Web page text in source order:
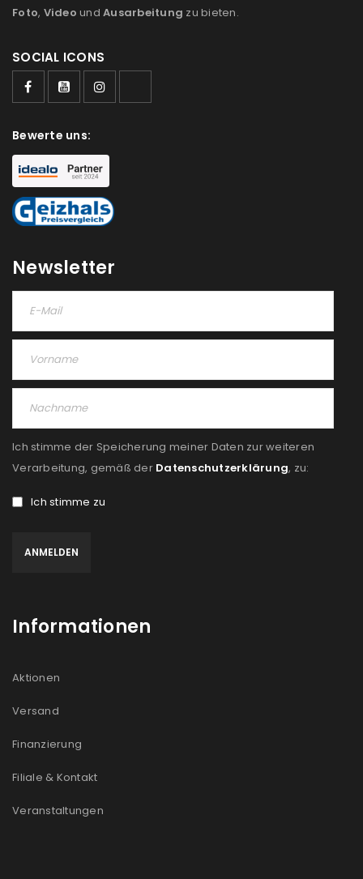
Foto, Video und Ausarbeitung zu bieten.
SOCIAL ICONS
Bewerte uns:
Newsletter
Ich stimme der Speicherung meiner Daten zur weiteren
Verarbeitung, gemäß der Datenschutzerklärung, zu:
Ich stimme zu
Informationen
Aktionen
Versand
Finanzierung
Filiale & Kontakt
Veranstaltungen